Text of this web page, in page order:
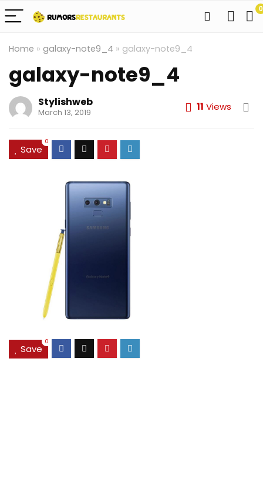
0
Home » galaxy-note9_4 » galaxy-note9_4
galaxy-note9_4
Stylishweb
March 13, 2019 11 Views
Save
0
Save
0